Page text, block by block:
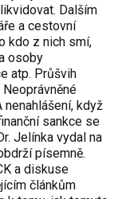
Dalším
a cestovní
kdo z nich smí,
osoby
atp. Průšvih
když
sankce se
Jelínka vydal na
písemně.
a diskuse
článkům